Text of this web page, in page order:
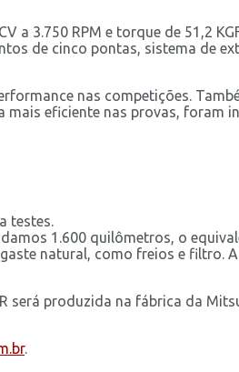
3.750 RPM e torque de 51,2
de cinco pontas, sistema de
nas competições.
mais eficiente nas provas, foram
testes.
1.600 quilômetros, o
natural, como freios e filtro.
será produzida na fábrica da
.